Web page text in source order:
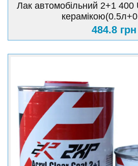
Лак автомобільний 2+1 400
484.8 грн